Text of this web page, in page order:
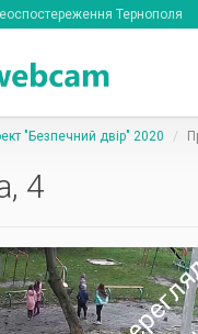
Тернополя
"Безпечний двір" 2020
4